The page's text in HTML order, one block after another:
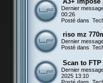
Dernier
00:26
Posté dans
riso mz
Dernier
Posté dans
Scan to FTP
Dernier
2025 13:10